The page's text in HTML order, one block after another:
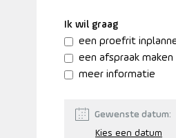
Ik wil graag
een proefrit
een afspraak
meer informatie
Gewenste datum: